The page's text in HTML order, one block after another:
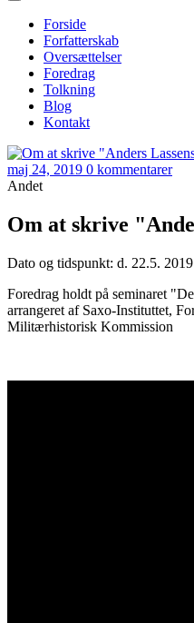
Primær
navigation
Forside
Forfatterskab
Oversættelser
Foredrag
Tolkning
Blog
Kontakt
maj 24, 2019 0 kommentarer
Andet
Om at skrive
Dato og tidspunkt: d. 22.5.
Foredrag holdt på seminaret
arrangeret af Saxo-Instituttet,
Militærhistorisk Kommission